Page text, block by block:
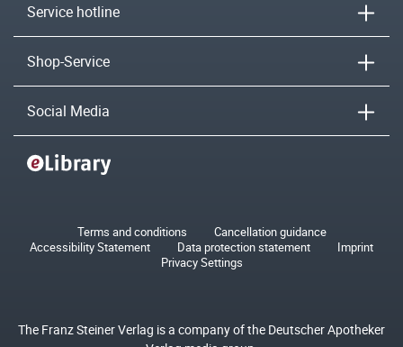
Service hotline
Shop-Service
Social Media
Terms and conditions
Cancellation guidance
Accessibility Statement
Data protection statement
Imprint
Privacy Settings
The Franz Steiner Verlag is a company of the Deutscher Apotheker